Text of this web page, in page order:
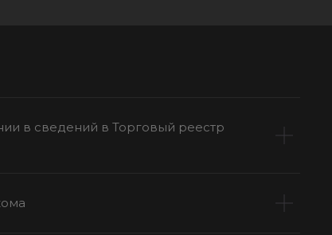
в сведений в Торговый реестр